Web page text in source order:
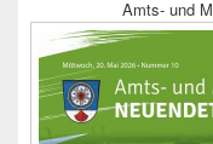
Amts- und